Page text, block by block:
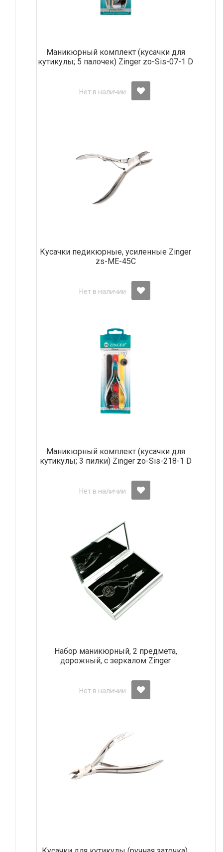
Маникюрный комплект (кусачки для
кутикулы; 5 палочек) Zinger zo-Sis-07-1 D
Нет в наличии
Кусачки педикюрные, усиленные Zinger
zs-ME-45C
Нет в наличии
Маникюрный комплект (кусачки для
кутикулы; 3 пилки) Zinger zo-Sis-218-1 D
Нет в наличии
Набор маникюрный, 2 предмета,
дорожный, с зеркалом Zinger
Нет в наличии